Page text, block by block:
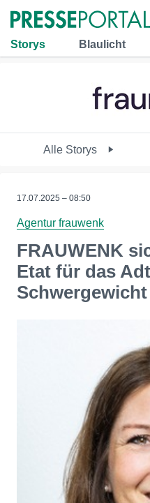
Storys Blaulicht
Alle Storys
17.07.2025 – 08:50
Agentur frauwenk
FRAUWENK
Etat für das